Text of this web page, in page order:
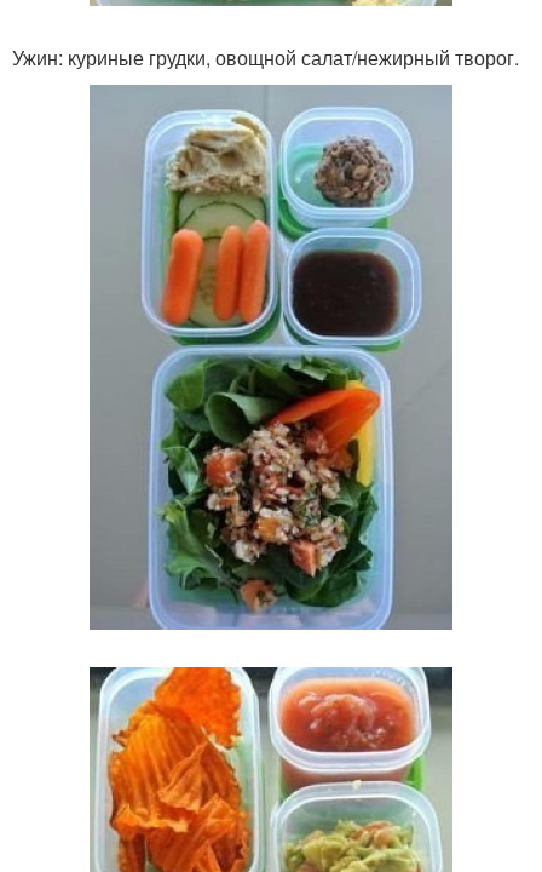
Ужин: куриные грудки, овощной салат/нежирный творог.